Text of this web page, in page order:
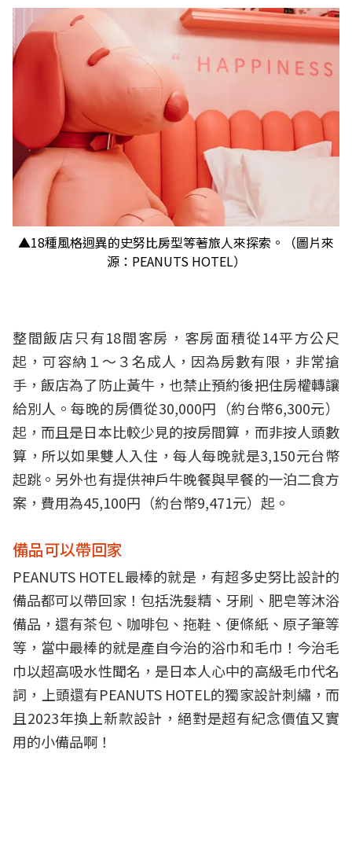
▲18種風格迥異的史努比房型等著旅人來探索。（圖片來
源：PEANUTS HOTEL）
整間飯店只有18間客房，客房面積從14平方公尺
起，可容納１～３名成人，因為房數有限，非常搶
手，飯店為了防止黃牛，也禁止預約後把住房權轉讓
給別人。每晚的房價從30,000円（約台幣6,300元）
起，而且是日本比較少見的按房間算，而非按人頭數
算，所以如果雙人入住，每人每晚就是3,150元台幣
起跳。另外也有提供神戶牛晚餐與早餐的一泊二食方
案，費用為45,100円（約台幣9,471元）起。
備品可以帶回家
PEANUTS HOTEL最棒的就是，有超多史努比設計的
備品都可以帶回家！包括洗髮精、牙刷、肥皂等沐浴
備品，還有茶包、咖啡包、拖鞋、便條紙、原子筆等
等，當中最棒的就是產自今治的浴巾和毛巾！今治毛
巾以超高吸水性聞名，是日本人心中的高級毛巾代名
詞，上頭還有PEANUTS HOTEL的獨家設計刺繡，而
且2023年換上新款設計，絕對是超有紀念價值又實
用的小備品啊！